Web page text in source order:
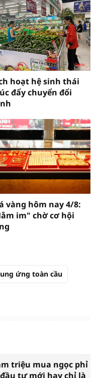
hoạt hệ sinh thái
đẩy chuyển đổi
vàng hôm nay 4/8:
im" chờ cơ hội
ứng toàn cầu
triệu mua ngọc phỉ
tư mới hay chỉ là